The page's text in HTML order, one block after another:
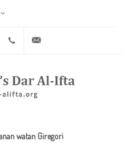
Youtube +20 2 25970400
watan Giregori